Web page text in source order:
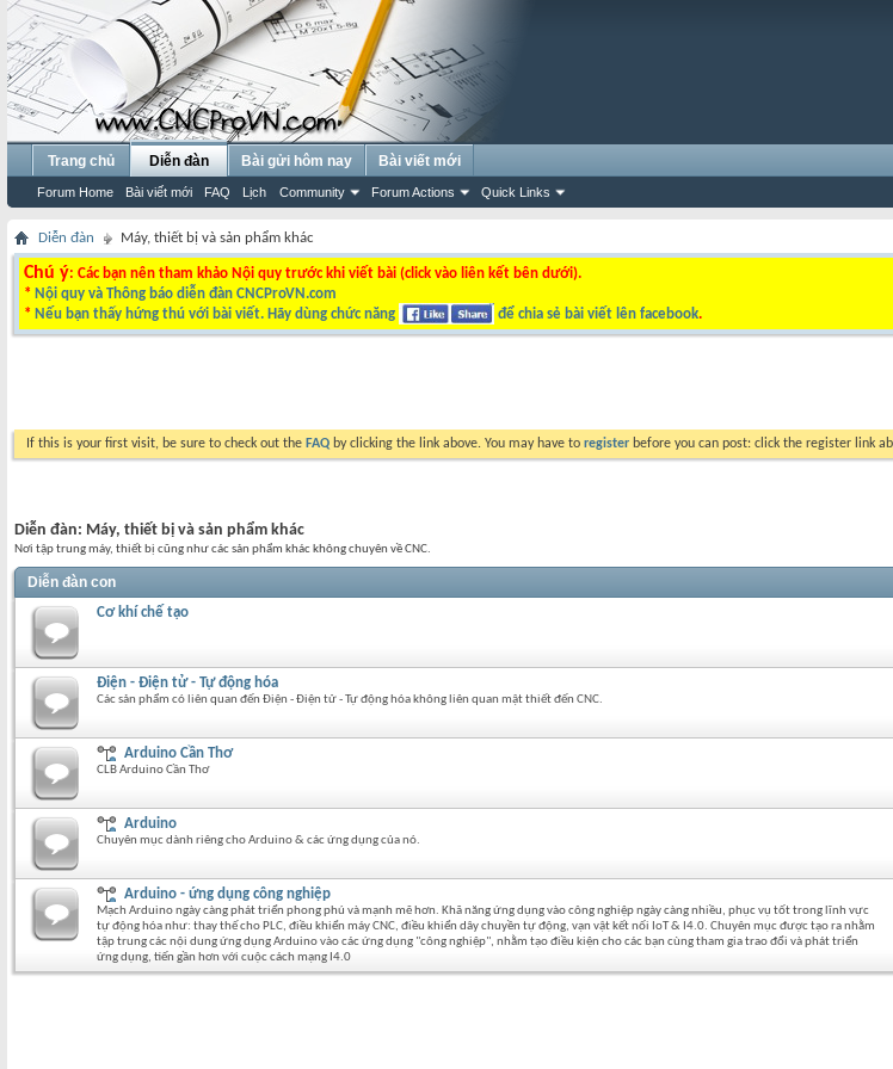
Trang chủ Diễn đàn
Forum Home Bài viết mới FAQ Lịch Community Forum Actions Quick Links
Bài gửi hôm nay Bài viết mới
Diễn đàn Máy, thiết bị và sản phẩm khác
Chú ý: Các bạn nên tham khảo Nội quy trước khi viết bài (click vào liên kết bên dưới).
* Nội quy và Thông báo diễn đàn CNCProVN.com
* Nếu bạn thấy hứng thú với bài viết. Hãy dùng chức năng để chia sẻ bài viết lên facebook.
If this is your first visit, be sure to check out the FAQ by clicking the link above. You may have to register before you can post: click the register link
Diễn đàn: Máy, thiết bị và sản phẩm khác
Nơi tập trung máy, thiết bị cũng như các sản phẩm khác không chuyên về CNC.
Diễn đàn con
Cơ khí chế tạo
Điện - Điện tử - Tự động hóa
Các sản phẩm có liên quan đến Điện - Điện tử - Tự động hóa không liên quan mật thiết đến CNC.
Arduino Cần Thơ
CLB Arduino Cần Thơ
Arduino
Chuyên mục dành riêng cho Arduino & các ứng dụng của nó.
Arduino - ứng dụng công nghiệp
Mạch Arduino ngày càng phát triển phong phú và mạnh mẽ hơn. Khã năng ứng dụng vào công nghiệp ngày càng nhiều, phục vụ tốt trong lĩnh vực
tự động hóa như: thay thế cho PLC, điều khiển máy CNC, điều khiển dây chuyền tự động, vạn vật kết nối IoT & I4.0. Chuyên mục được tạo ra nhằm
tập trung các nội dung ứng dụng Arduino vào các ứng dụng "công nghiệp", nhằm tạo điều kiện cho các bạn cùng tham gia trao đổi và phát triển
ứng dụng, tiến gần hơn với cuộc cách mạng I4.0